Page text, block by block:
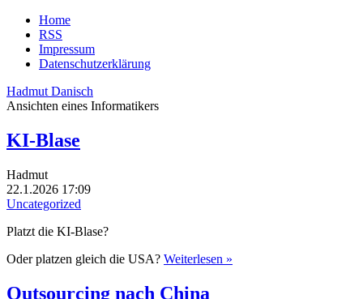
Home
RSS
Impressum
Datenschutzerklärung
Hadmut Danisch
Ansichten eines Informatikers
KI-Blase
Hadmut
22.1.2026 17:09
Uncategorized
Platzt die KI-Blase?
Oder platzen gleich die USA? Weiterlesen »
Outsourcing nach China